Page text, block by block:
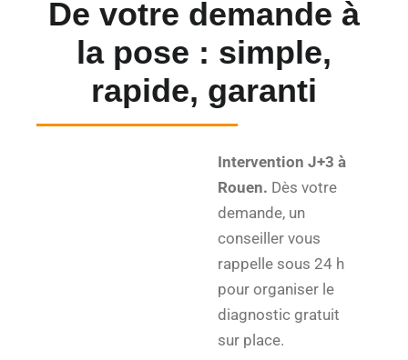
De votre demande à
la pose : simple,
rapide, garanti
Intervention J+3 à
Rouen. Dès votre
demande, un
conseiller vous
rappelle sous 24 h
pour organiser le
diagnostic gratuit
sur place.